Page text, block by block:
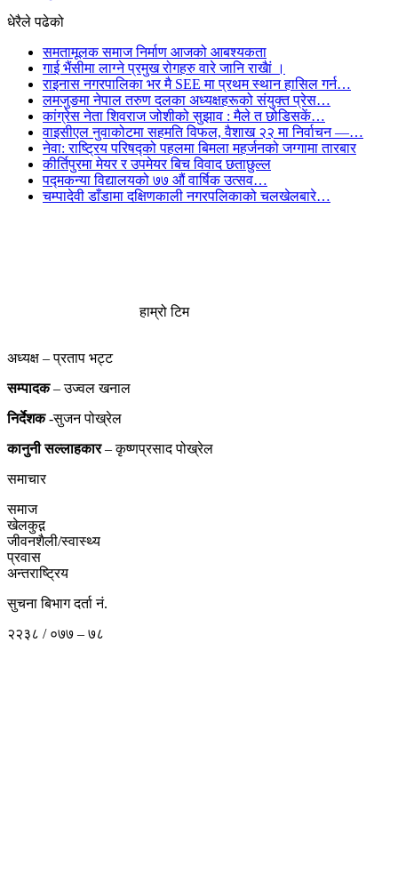
धेरैले पढेको
समतामूलक समाज निर्माण आजको आबश्यकता
गाई भैंसीमा लाग्ने प्रमुख रोगहरु वारे जानि राखैां ।
राइनास नगरपालिका भर मै SEE मा प्रथम स्थान हासिल गर्न…
लमजुङमा नेपाल तरुण दलका अध्यक्षहरूको संयुक्त प्रेस…
कांग्रेस नेता शिवराज जोशीको सुझाव : मैले त छोडिसकें…
वाइसीएल नुवाकोटमा सहमति विफल, वैशाख २२ मा निर्वाचन —…
नेवा: राष्ट्रिय परिषद्को पहलमा बिमला महर्जनको जग्गामा तारबार
कीर्तिपुरमा मेयर र उपमेयर बिच विवाद छताछुल्ल
पद्मकन्या विद्यालयको ७७ औं ‌‌वार्षिक ‌उत्सव…
चम्पादेवी डाँडामा दक्षिणकाली नगरपलिकाको चलखेलबारे…
हाम्रो टिम
अध्यक्ष – प्रताप भट्ट
सम्पादक– उज्वल खनाल
निर्देशक-सुजन पोख्रेल
कानुनी सल्लाहकार– कृष्णप्रसाद पोख्रेल
समाचार
समाज
खेलकुद़़
जीवनशैली/स्वास्थ्य
प्रवास
अन्तराष्ट्रिय
सुचना बिभाग दर्ता नं.
२२३८ / ०७७ – ७८